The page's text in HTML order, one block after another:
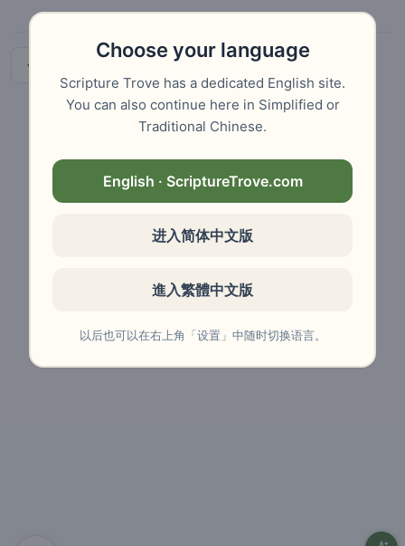
Choose your language
Scripture Trove has a dedicated English site.
You can also continue here in Simplified or
Traditional Chinese.
English · ScriptureTrove.com
进入简体中文版
進入繁體中文版
以后也可以在右上角「设置」中随时切换语言。